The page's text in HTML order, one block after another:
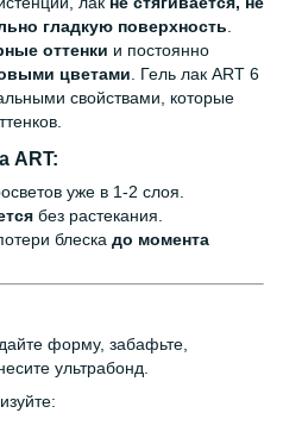
гладкую поверхность
оттенки и постоянно
цветами . Гель лак ART 6
свойствами, которые
ART:
уже в 1-2 слоя.
без растекания.
блеска до момента
форму, забафьте,
ультрабонд.